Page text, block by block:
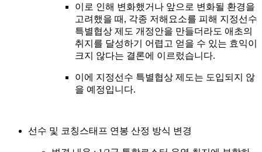
이로 인해 변화했거나 앞으로 변화될 환경을
고려했을 때, 각종 저해요소를 피해 지정선수
특별협상 제도 개정안을 만들더라도 애초의
취지를 달성하기 어렵고 얻을 수 있는 효익이
크지 않다는 결론에 이르렀습니다.
이에 지정선수 특별협상 제도는 도입되지 않
을 예정입니다.
선수 및 코칭스태프 연봉 산정 방식 변경